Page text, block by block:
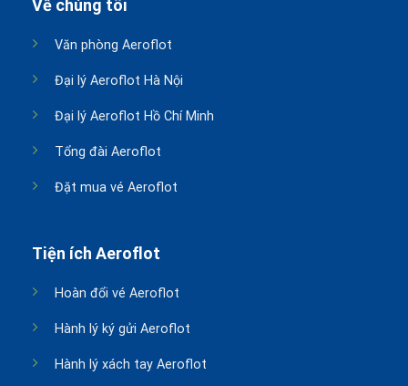
Về chúng tôi
Văn phòng Aeroflot
Đại lý Aeroflot Hà Nội
Đại lý Aeroflot Hồ Chí Minh
Tổng đài Aeroflot
Đặt mua vé Aeroflot
Tiện ích Aeroflot
Hoàn đổi vé Aeroflot
Hành lý ký gửi Aeroflot
Hành lý xách tay Aeroflot